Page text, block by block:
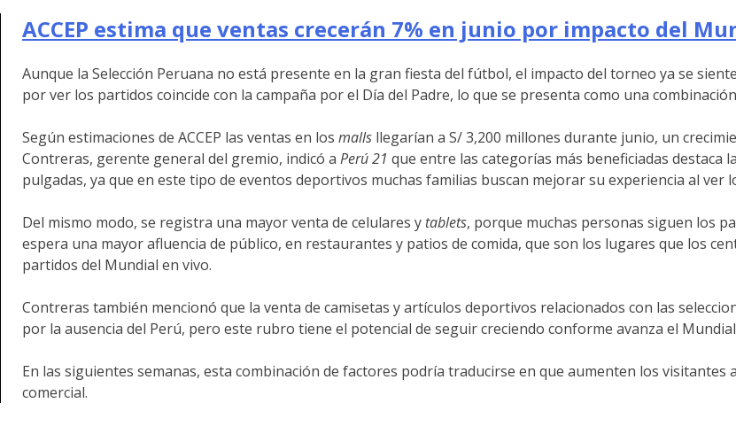
ACCEP estima que ventas crecerán 7% en junio por impacto del
Aunque la Selección Peruana no está presente en la gran fiesta del fútbol, el impacto del torneo ya se
por ver los partidos coincide con la campaña por el Día del Padre, lo que se presenta como una
Según estimaciones de ACCEP las ventas en los malls llegarían a S/ 3,200 millones durante junio, un
Contreras, gerente general del gremio, indicó a Perú 21 que entre las categorías más beneficiadas destaca
pulgadas, ya que en este tipo de eventos deportivos muchas familias buscan mejorar su experiencia al ver
Del mismo modo, se registra una mayor venta de celulares y tablets, porque muchas personas siguen los
espera una mayor afluencia de público, en restaurantes y patios de comida, que son los lugares que los
partidos del Mundial en vivo.
Contreras también mencionó que la venta de camisetas y artículos deportivos relacionados con las
por la ausencia del Perú, pero este rubro tiene el potencial de seguir creciendo conforme avanza el
En las siguientes semanas, esta combinación de factores podría traducirse en que aumenten los
comercial.